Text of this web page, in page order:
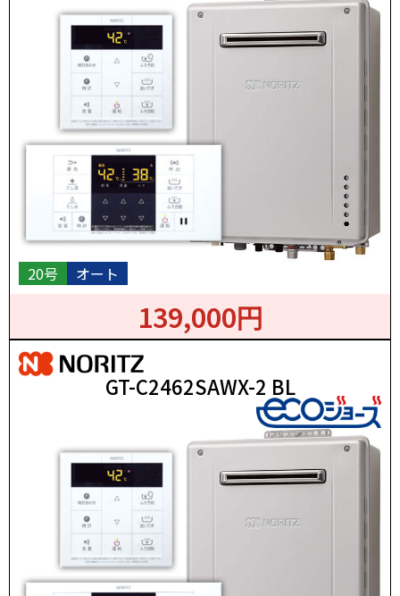
20号 オート
139,000円
GT-C2462SAWX-2 BL